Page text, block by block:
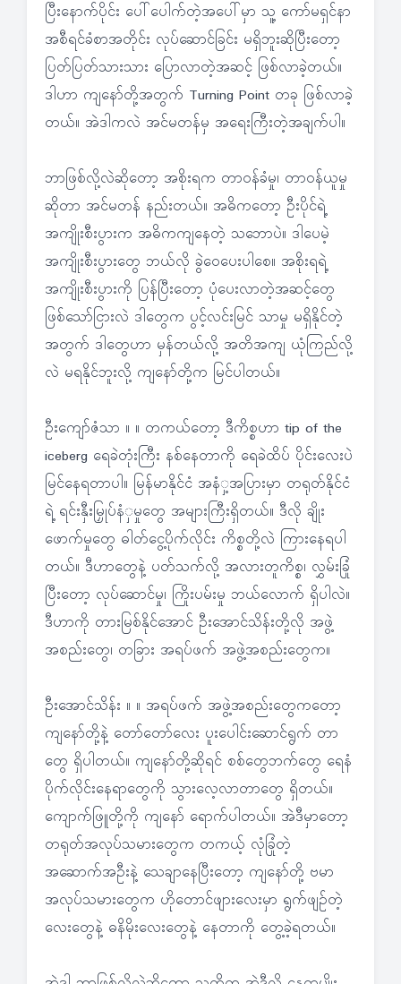
ပြီးနောက်ပိုင်း ပေါ်ပေါက်တဲ့အပေါ်မှာ သူ့ ကော်မရှင်နာ
အစီရင်ခံစာအတိုင်း လုပ်ဆောင်ခြင်း မရှိဘူးဆိုပြီးတော့
ပြတ်ပြတ်သားသား ပြောလာတဲ့အဆင့် ဖြစ်လာခဲ့တယ်။
ဒါဟာ ကျနော်တို့အတွက် Turning Point တခု ဖြစ်လာခဲ့
တယ်။ အဲဒါကလဲ အင်မတန်မှ အရေးကြီးတဲ့အချက်ပါ။
ဘာဖြစ်လို့လဲဆိုတော့ အစိုးရက တာဝန်ခံမှု၊ တာဝန်ယူမှု
ဆိုတာ အင်မတန် နည်းတယ်။ အဓိကတော့ ဦးပိုင်ရဲ့
အကျိုးစီးပွားက အဓိကကျနေတဲ့ သဘောပဲ။ ဒါပေမဲ့
အကျိုးစီးပွားတွေ ဘယ်လို ခွဲဝေပေးပါစေ။ အစိုးရရဲ့
အကျိုးစီးပွားကို ပြန်ပြီးတော့ ပုံပေးလာတဲ့အဆင့်တွေ
ဖြစ်သော်ငြားလဲ ဒါတွေက ပွင့်လင်းမြင် သာမှု မရှိနိုင်တဲ့
အတွက် ဒါတွေဟာ မှန်တယ်လို့ အတိအကျ ယုံကြည်လို့
လဲ မရနိုင်ဘူးလို့ ကျနော်တို့က မြင်ပါတယ်။
ဦးကျော်ဇံသာ ။ ။ တကယ်တော့ ဒီကိစ္စဟာ tip of the
iceberg ရေခဲတုံးကြီး နစ်နေတာကို ရေခဲထိပ် ပိုင်းလေးပဲ
မြင်နေရတာပါ။ မြန်မာနိုင်ငံ အနံှ့အပြားမှာ တရုတ်နိုင်ငံ
ရဲ့ ရင်းနှီးမြှုပ်နံှမှုတွေ အများကြီးရှိတယ်။ ဒီလို ချိုး
ဖောက်မှုတွေ ဓါတ်ငွေ့ပိုက်လိုင်း ကိစ္စတို့လဲ ကြားနေရပါ
တယ်။ ဒီဟာတွေနဲ့ ပတ်သက်လို့ အလားတူကိစ္စ၊ လွှမ်းခြုံ
ပြီးတော့ လုပ်ဆောင်မှု၊ ကြိုးပမ်းမှု ဘယ်လောက် ရှိပါလဲ။
ဒီဟာကို တားမြစ်နိုင်အောင် ဦးအောင်သိန်းတို့လို အဖွဲ့
အစည်းတွေ၊ တခြား အရပ်ဖက် အဖွဲ့အစည်းတွေက။
ဦးအောင်သိန်း ။ ။ အရပ်ဖက် အဖွဲ့အစည်းတွေကတော့
ကျနော်တို့နဲ့ တော်တော်လေး ပူးပေါင်းဆောင်ရွက် တာ
တွေ ရှိပါတယ်။ ကျနော်တို့ဆိုရင် စစ်တွေဘက်တွေ ရေနံ
ပိုက်လိုင်းနေရာတွေကို သွားလေ့လာတာတွေ ရှိတယ်။
ကျောက်ဖြူတို့ကို ကျနော် ရောက်ပါတယ်။ အဲဒီမှာတော့
တရုတ်အလုပ်သမားတွေက တကယ့် လုံခြုံတဲ့
အဆောက်အဦးနဲ့ သေချာနေပြီးတော့ ကျနော်တို့ ဗမာ
အလုပ်သမားတွေက ဟိုတောင်ဖျားလေးမှာ ရွက်ဖျဉ်တဲ့
လေးတွေနဲ့ ဓနိမိုးလေးတွေနဲ့ နေတာကို တွေ့ခဲ့ရတယ်။